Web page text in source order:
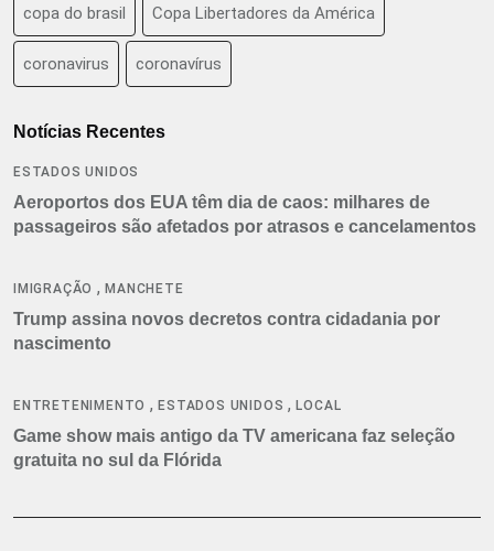
copa do brasil Copa Libertadores da América
coronavirus coronavírus
Notícias Recentes
ESTADOS UNIDOS
Aeroportos dos EUA têm dia de caos: milhares de
passageiros são afetados por atrasos e cancelamentos
IMIGRAÇÃO ,MANCHETE
Trump assina novos decretos contra cidadania por
nascimento
ENTRETENIMENTO ,ESTADOS UNIDOS ,LOCAL
Game show mais antigo da TV americana faz seleção
gratuita no sul da Flórida